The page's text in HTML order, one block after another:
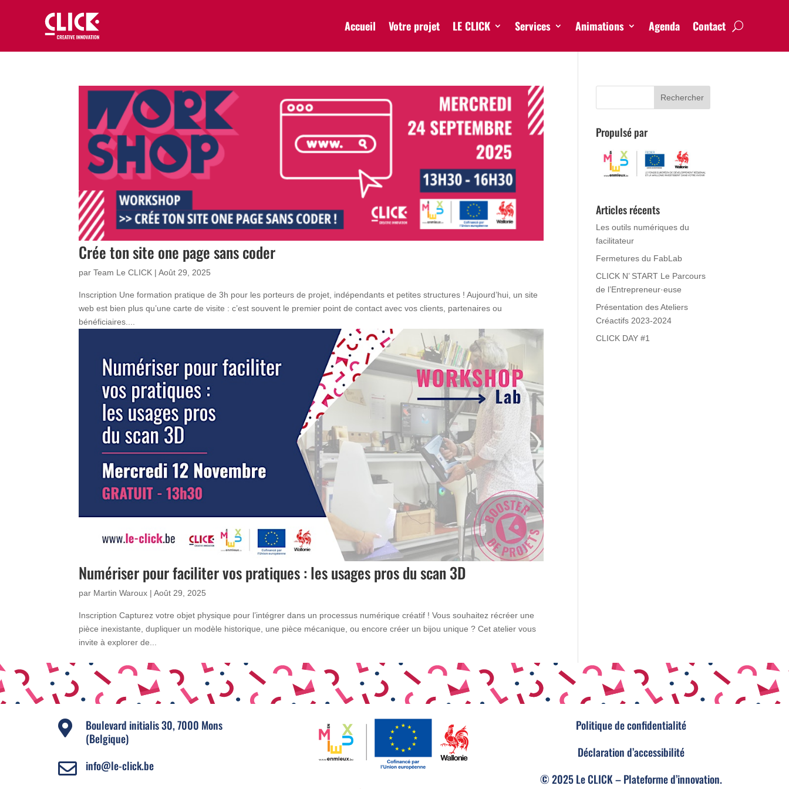
Accueil Votre projet LE CLICK Services Animations Agenda Contact
Crée ton site one page sans coder
parTeam Le CLICK |Août 29, 2025
Inscription Une formation pratique de 3h pour les porteurs de projet, indépendants et petites structures ! Aujourd’hui, un site
web est bien plus qu’une carte de visite : c’est souvent le premier point de contact avec vos clients, partenaires ou
bénéficiaires....
Numériser pour faciliter vos pratiques : les usages pros du scan 3D
par Martin Waroux |Août 29, 2025
Inscription Capturez votre objet physique pour l’intégrer dans un processus numérique créatif ! Vous souhaitez récréer une
pièce inexistante, dupliquer un modèle historique, une pièce mécanique, ou encore créer un bijou unique ? Cet atelier vous
invite à explorer de...
Propulsé par
Articles récents
Les outils numériques du
facilitateur
Fermetures du FabLab
CLICK N’ START Le Parcours
de l’Entrepreneur·euse
Présentation des Ateliers
Créactifs 2023-2024
CLICK DAY #1

Boulevard initialis 30, 7000 Mons
(Belgique)
 info@le-click.be
Politique de confidentialité
Déclaration d’accessibilité
© 2025 Le CLICK – Plateforme d’innovation.